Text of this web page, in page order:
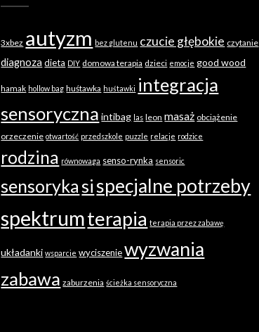
3xbez autyzm bez glutenu czucie głębokie czytanie
diagnoza dieta DIY domowa terapia dzieci emocje good wood
hamak hollow bag huśtawka huśtawki integracja
sensoryczna intibag las leon masaż obciążenie
orzeczenie otwartość przedszkole puzzle relacje rodzice
rodzina równowaga senso-rynka sensoric
sensorykasispecjalne potrzeby
spektrumterapia terapia przez zabawę
układanki wsparcie wyciszenie wyzwania
zabawa zaburzenia ścieżka sensoryczna